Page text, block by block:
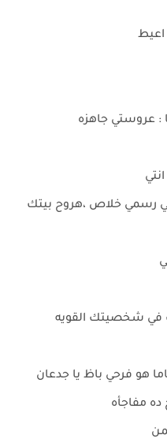
عروستي جاهزه
رسمي خلاص ،هروح بيتك
في شخصيتك القويه
هو فرحي باظ يا جدعان
مفاجأه